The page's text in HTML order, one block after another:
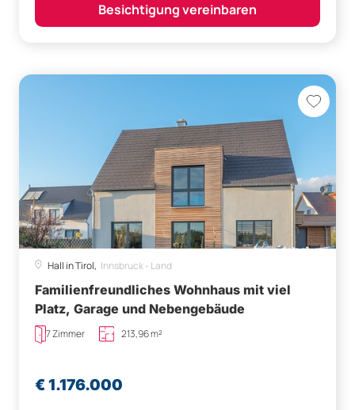
Besichtigung vereinbaren
Hall in Tirol, Innsbruck - Land
Familienfreundliches Wohnhaus mit viel
Platz, Garage und Nebengebäude
7 Zimmer 213,96 m²
€ 1.176.000